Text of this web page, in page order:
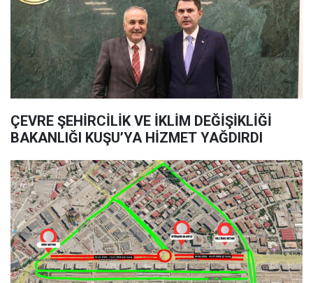
ÇEVRE ŞEHİRCİLİK VE İKLİM DEĞİŞİKLİĞİ
BAKANLIĞI KUŞU’YA HİZMET YAĞDIRDI